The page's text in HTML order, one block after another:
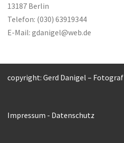
13187 Berlin
Telefon: (030) 63919344
E-Mail: gdanigel@web.de
copyright: Gerd Danigel – Fotograf
Impressum - Datenschutz